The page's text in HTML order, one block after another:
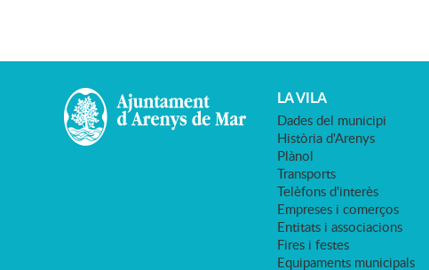
LA VILA
Dades del municipi
Història d'Arenys
Plànol
Transports
Telèfons d'interès
Empreses i comerços
Entitats i associacions
Fires i festes
Equipaments municipals